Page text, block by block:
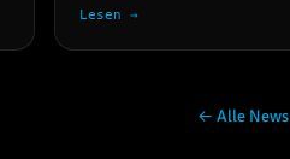
Lesen →
← Alle News